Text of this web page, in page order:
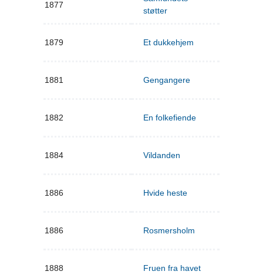
1877
støtter
1879 Et dukkehjem
1881 Gengangere
1882 En folkefiende
1884 Vildanden
1886 Hvide heste
1886 Rosmersholm
1888 Fruen fra havet